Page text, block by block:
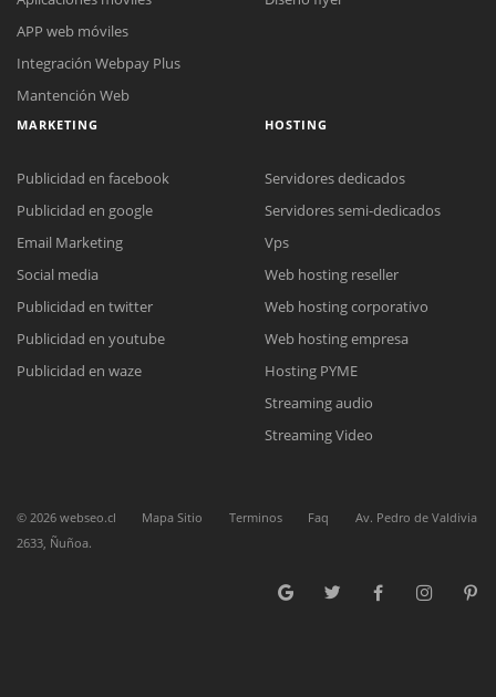
Reunión online
Nuestros ejecutivos le enviarán un correo electrónico con el enlace a
Meet para la reunión online.
Cotización
Complete el formulario y nos contactaremos a la brevedad.
Chat Online
para enviarnos un correo electrónico con sus datos personales.
APP web móviles
Integración Webpay Plus
Mantención Web
MARKETING
Publicidad en facebook
Publicidad en google
Email Marketing
Social media
Publicidad en twitter
Publicidad en youtube
Publicidad en waze
HOSTING
Servidores dedicados
Servidores semi-dedicados
Vps
Web hosting reseller
Web hosting corporativo
Web hosting empresa
Hosting PYME
Streaming audio
Streaming Video
© 2026 webseo.cl Mapa Sitio Terminos Faq
Av. Pedro de Valdivia
2633, Ñuñoa.